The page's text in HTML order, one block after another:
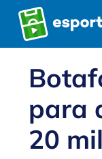
Pular
para
o
para
20